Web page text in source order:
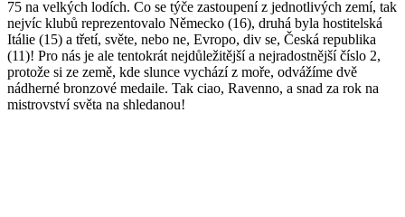
75 na velkých lodích. Co se týče zastoupení z jednotlivých zemí, tak
nejvíc klubů reprezentovalo Německo (16), druhá byla hostitelská
Itálie (15) a třetí, světe, nebo ne, Evropo, div se, Česká republika
(11)! Pro nás je ale tentokrát nejdůležitější a nejradostnější číslo 2,
protože si ze země, kde slunce vychází z moře, odvážíme dvě
nádherné bronzové medaile. Tak ciao, Ravenno, a snad za rok na
mistrovství světa na shledanou!